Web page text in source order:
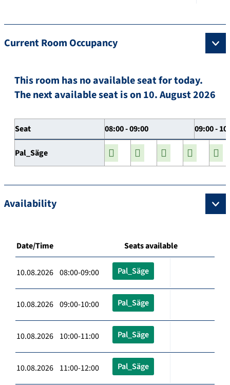
Current Room Occupancy
This room has no available seat for today.
The next available seat is on 10. August 2026
Seat 08:00 - 09:00 09:00 -
Pal_Säge
Availability
Date/Time Seats available
10.08.2026 08:00-09:00 Pal_Säge
10.08.2026 09:00-10:00 Pal_Säge
10.08.2026 10:00-11:00 Pal_Säge
10.08.2026 11:00-12:00 Pal_Säge